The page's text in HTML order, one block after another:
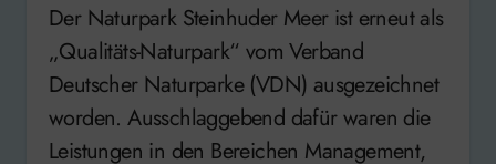
Der Naturpark Steinhuder Meer ist erneut als
„Qualitäts-Naturpark“ vom Verband
Deutscher Naturparke (VDN) ausgezeichnet
worden. Ausschlaggebend dafür waren die
Leistungen in den Bereichen Management,